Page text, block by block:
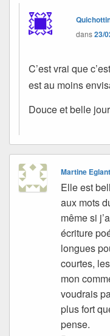
dans23/
C’est vrai que
est au moins
Douce et belle
Martine
Elle est
aux mots
même si
écriture
longues
courtes,
mon
voudrais
plus fort
pense.